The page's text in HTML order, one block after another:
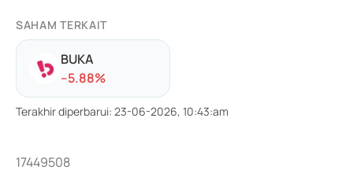
SAHAM TERKAIT
BUKA
--5.88%
Terakhir diperbarui: 23-06-2026, 10:43:am
17449508